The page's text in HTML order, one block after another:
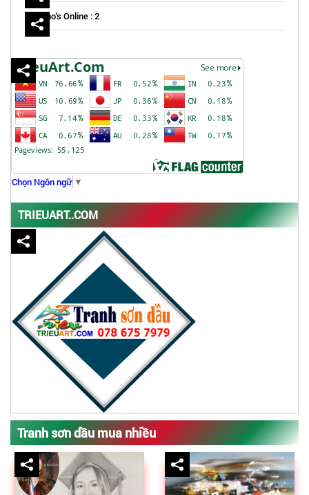
Who's Online : 2
Chọn Ngôn ngữ ▼
TRIEUART..COM
Tranh sơn dầu mua nhiều